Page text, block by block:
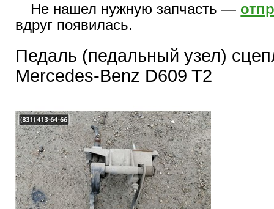
Не нашел нужную запчасть —
вдруг появилась.
Педаль (педальный узел)
Mercedes-Benz D609 T2